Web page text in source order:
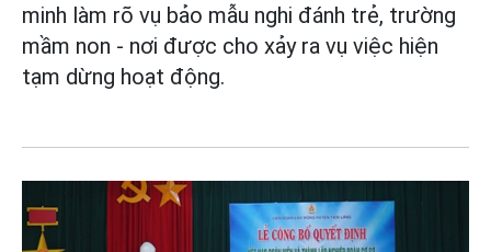
minh làm rõ vụ bảo mẫu nghi đánh trẻ, trường
mầm non - nơi được cho xảy ra vụ việc hiện
tạm dừng hoạt động.